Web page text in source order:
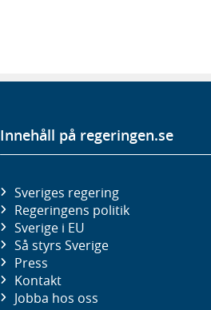
Innehåll på regeringen.se
Sveriges regering
Regeringens politik
Sverige i EU
Så styrs Sverige
Press
Kontakt
Jobba hos oss